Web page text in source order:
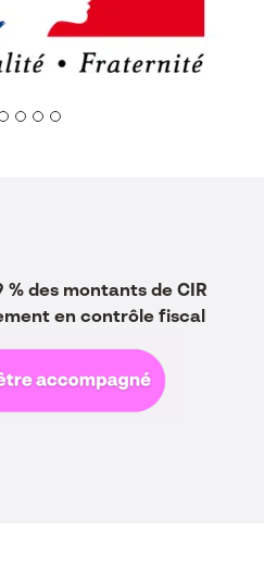
% des montants de CIR
en contrôle fiscal